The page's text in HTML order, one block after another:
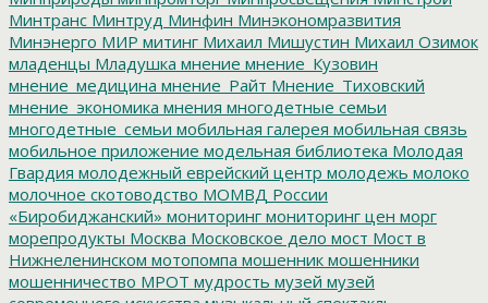
Минтранс Минтруд Минфин Минэкономразвития
Минэнерго МИР митинг Михаил Мишустин Михаил Озимок
младенцы Младушка мнение мнение_Кузовин
мнение_медицина мнение_Райт Мнение_Тиховский
мнение_экономика мнения многодетные семьи
многодетные_семьи мобильная галерея мобильная связь
мобильное приложение модельная библиотека Молодая
Гвардия молодежный еврейский центр молодежь молоко
молочное скотоводство МОМВД России
«Биробиджанский» мониторинг мониторинг цен морг
морепродукты Москва Московское дело мост Мост в
Нижнеленинском мотопомпа мошенник мошенники
мошенничество МРОТ мудрость музей музей